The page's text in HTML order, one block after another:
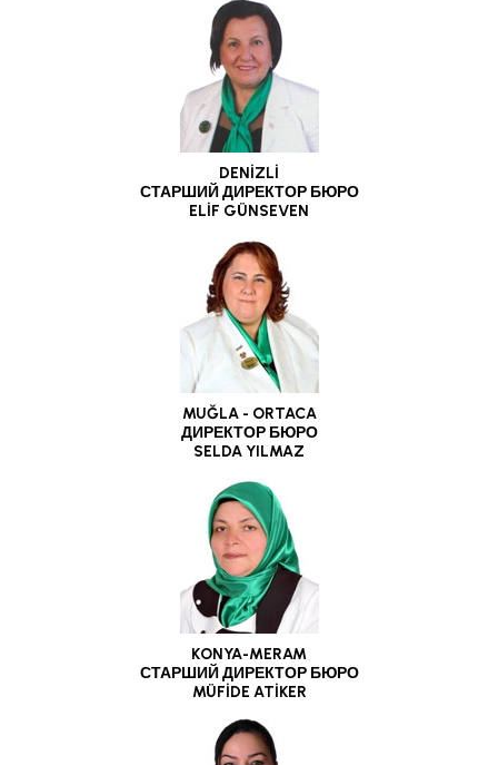
DENİZLİ
СТАРШИЙ ДИРЕКТОР БЮРО
ELİF GÜNSEVEN
MUĞLA - ORTACA
ДИРЕКТОР БЮРО
SELDA YILMAZ
KONYA-MERAM
СТАРШИЙ ДИРЕКТОР БЮРО
MÜFİDE ATİKER